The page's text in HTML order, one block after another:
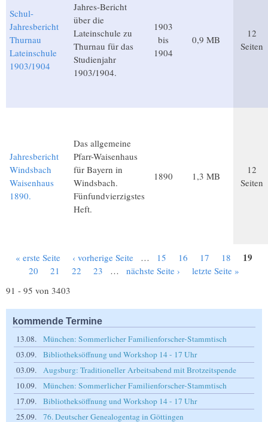
Schul-
Jahresbericht
Thurnau
Lateinschule
1903/1904
Jahres-Bericht
über die
Lateinschule zu
Thurnau für das
Studienjahr
1903/1904.
1903
bis
1904
0,9 MB
12
Seiten
Jahresbericht
Windsbach
Waisenhaus
1890.
Das allgemeine
Pfarr-Waisenhaus
für Bayern in
Windsbach.
Fünfundvierzigstes
Heft.
1890 1,3 MB
12
Seiten
Seiten
« erste Seite ‹ vorherige Seite … 15 16 17 18 19
20 21 22 23 … nächste Seite ›
letzte Seite »
91 - 95 von 3403
kommende Termine
13.08.
München: Sommerlicher Familienforscher-Stammtisch
03.09.
Bibliotheksöffnung und Workshop 14 - 17 Uhr
03.09.
Augsburg: Traditioneller Arbeitsabend mit Brotzeitspende
10.09.
München: Sommerlicher Familienforscher-Stammtisch
17.09.
Bibliotheksöffnung und Workshop 14 - 17 Uhr
25.09.
76. Deutscher Genealogentag in Göttingen